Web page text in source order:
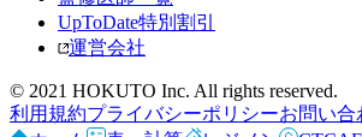
UpToDate特別割引
運営会社
© 2021 HOKUTO Inc. All rights reserved.
利用規約プライバシーポリシーお問い合